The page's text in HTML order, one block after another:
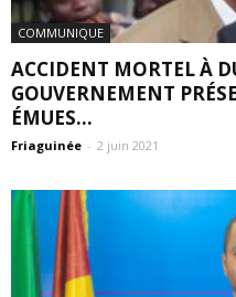
COMMUNIQUE
ACCIDENT MORTEL À
GOUVERNEMENT
ÉMUES...
Friaguinée - 2 juin 2021